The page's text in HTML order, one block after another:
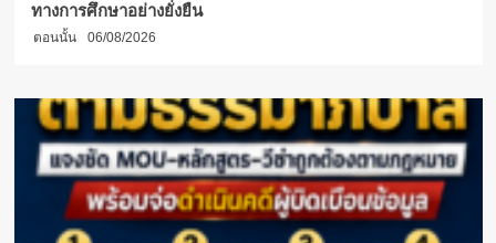
ทางการศึกษาอย่างยั่งยืน
ตอนนั้น 06/08/2026